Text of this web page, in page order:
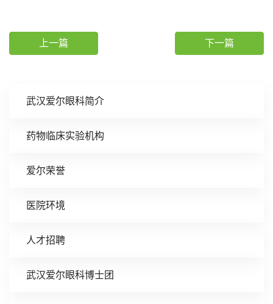
武汉爱尔眼科简介
药物临床实验机构
爱尔荣誉
医院环境
人才招聘
武汉爱尔眼科博士团
上一篇 下一篇